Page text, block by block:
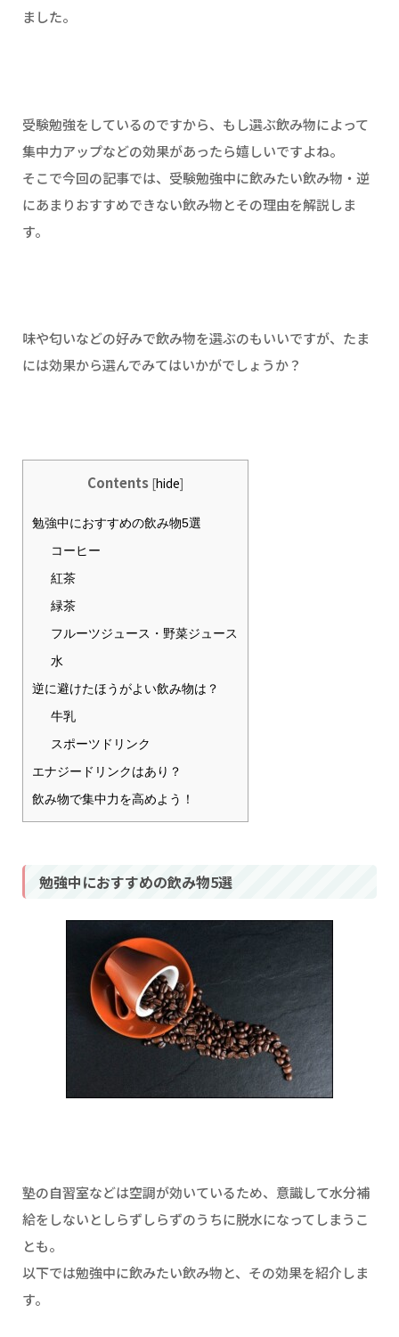
ました。
受験勉強をしているのですから、もし選ぶ飲み物によって
集中力アップなどの効果があったら嬉しいですよね。
そこで今回の記事では、受験勉強中に飲みたい飲み物・逆
にあまりおすすめできない飲み物とその理由を解説しま
す。
味や匂いなどの好みで飲み物を選ぶのもいいですが、たま
には効果から選んでみてはいかがでしょうか？
Contents [hide]
勉強中におすすめの飲み物5選
コーヒー
紅茶
緑茶
フルーツジュース・野菜ジュース
水
逆に避けたほうがよい飲み物は？
牛乳
スポーツドリンク
エナジードリンクはあり？
飲み物で集中力を高めよう！
勉強中におすすめの飲み物5選
塾の自習室などは空調が効いているため、意識して水分補
給をしないとしらずしらずのうちに脱水になってしまうこ
とも。
以下では勉強中に飲みたい飲み物と、その効果を紹介しま
す。